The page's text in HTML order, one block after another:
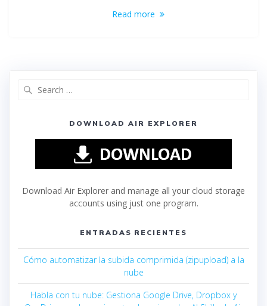
Read more
DOWNLOAD AIR EXPLORER
Download Air Explorer and manage all your cloud storage
accounts using just one program.
ENTRADAS RECIENTES
Cómo automatizar la subida comprimida (zipupload) a la
nube
Habla con tu nube: Gestiona Google Drive, Dropbox y